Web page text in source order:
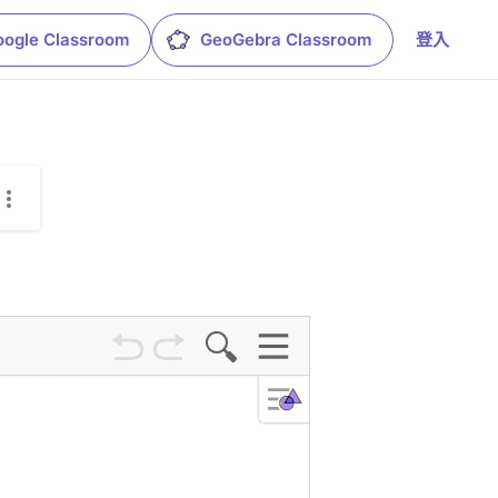
Classroom GeoGebra Classroom 登入